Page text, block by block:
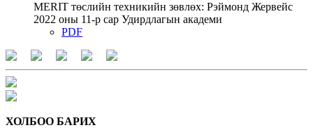
MERIT төслийн техникийн зөвлөх: Рэймонд Жервейс
2022 оны 11-р сар Удирдлагын академи
PDF
ХОЛБОО БАРИХ